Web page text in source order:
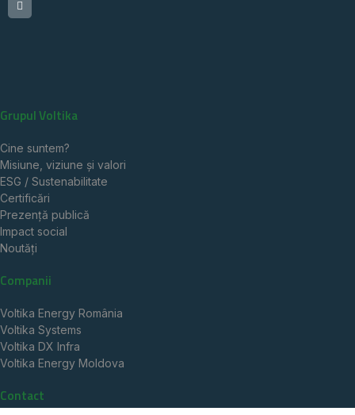
Grupul Voltika
Cine suntem?
Misiune, viziune și valori
ESG / Sustenabilitate
Certificări
Prezență publică
Impact social
Noutăți
Companii
Voltika Energy România
Voltika Systems
Voltika DX Infra
Voltika Energy Moldova
Contact